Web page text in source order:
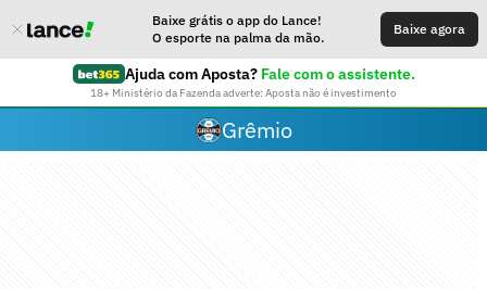
Baixe grátis o app do Lance!
O esporte na palma da mão.
Baixe agora
Ajuda com Aposta? Fale com o assistente.
18+ Ministério da Fazenda adverte: Aposta não é investimento
Grêmio